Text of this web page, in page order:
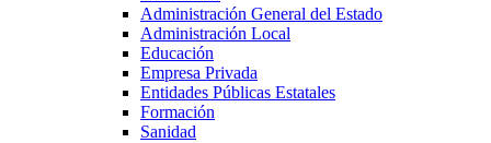
Administración General del Estado
Administración Local
Educación
Empresa Privada
Entidades Públicas Estatales
Formación
Sanidad